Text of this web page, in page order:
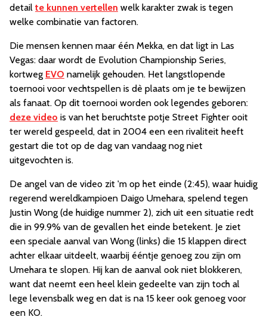
detail te kunnen vertellen welk karakter zwak is tegen
welke combinatie van factoren.
Die mensen kennen maar één Mekka, en dat ligt in Las
Vegas: daar wordt de Evolution Championship Series,
kortweg EVO namelijk gehouden. Het langstlopende
toernooi voor vechtspellen is dè plaats om je te bewijzen
als fanaat. Op dit toernooi worden ook legendes geboren:
deze video is van het beruchtste potje Street Fighter ooit
ter wereld gespeeld, dat in 2004 een een rivaliteit heeft
gestart die tot op de dag van vandaag nog niet
uitgevochten is.
De angel van de video zit 'm op het einde (2:45), waar huidig
regerend wereldkampioen Daigo Umehara, spelend tegen
Justin Wong (de huidige nummer 2), zich uit een situatie redt
die in 99.9% van de gevallen het einde betekent. Je ziet
een speciale aanval van Wong (links) die 15 klappen direct
achter elkaar uitdeelt, waarbij ééntje genoeg zou zijn om
Umehara te slopen. Hij kan de aanval ook niet blokkeren,
want dat neemt een heel klein gedeelte van zijn toch al
lege levensbalk weg en dat is na 15 keer ook genoeg voor
een KO.